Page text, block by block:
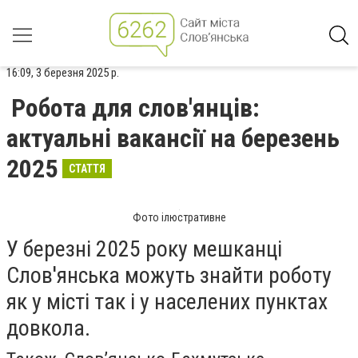
16:09, 3 березня 2025 р.
Робота для слов'янців:
актуальні вакансії на березень
2025
СТАТТЯ
Фото ілюстративне
У березні 2025 року мешканці
Слов'янська можуть знайти роботу
як у місті так і у населених пунктах
довкола.